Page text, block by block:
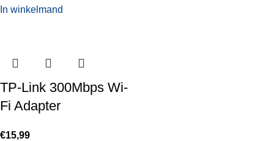
In winkelmand
TP-Link 300Mbps Wi-
Fi Adapter
€15,99